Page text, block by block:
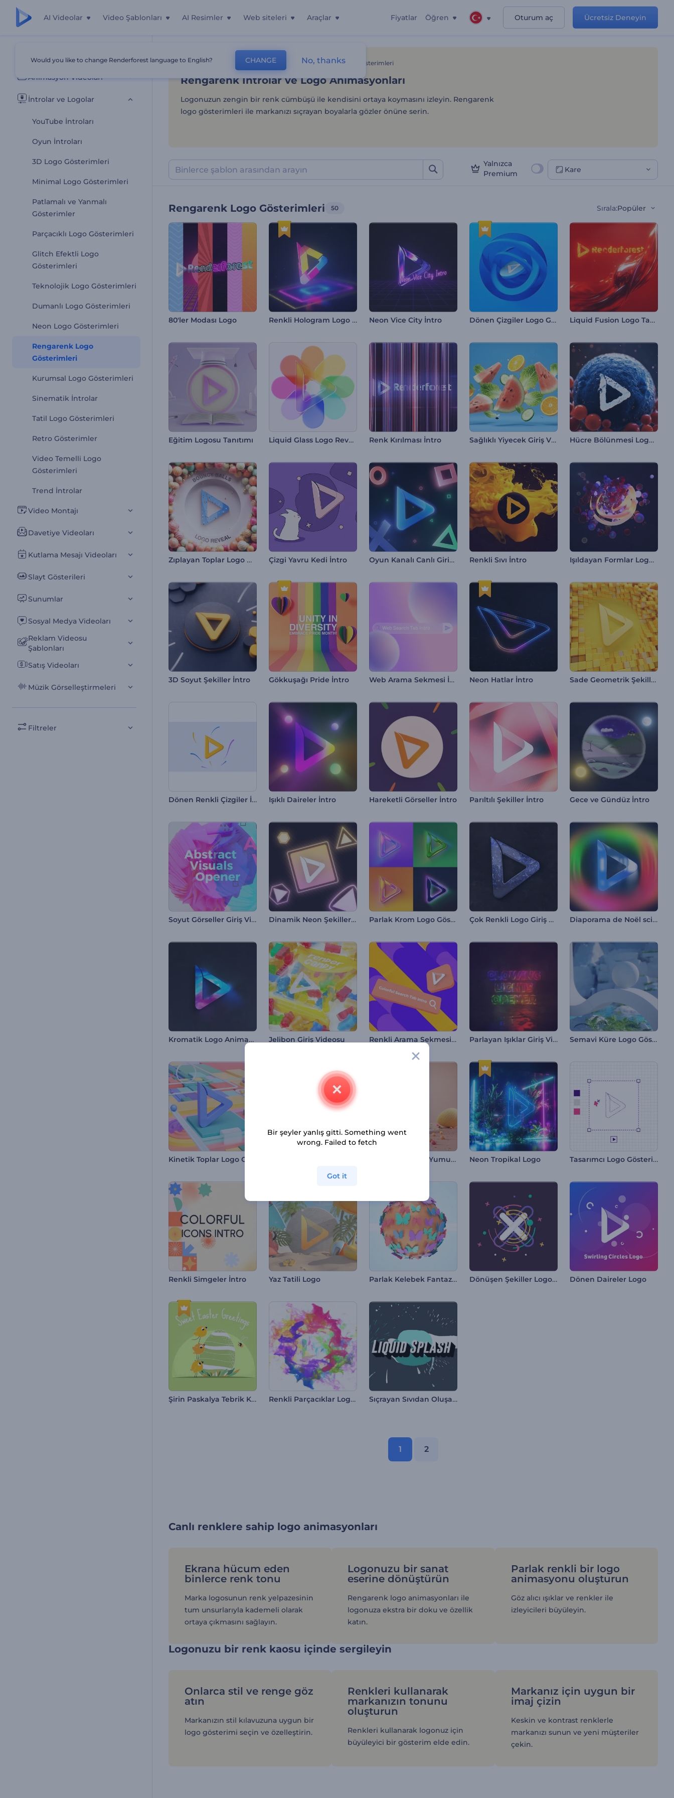
AI Videolar Video Şablonları AI Resimler Web siteleri Araçlar Fiyatlar Öğren Oturum aç Ücretsiz Deneyin
Tüm Şablonlar
Animasyon Videoları
İntrolar ve Logolar
YouTube İntroları
Oyun İntroları
3D Logo Gösterimleri
Minimal Logo Gösterimleri
Patlamalı ve Yanmalı
Gösterimler
Parçacıklı Logo Gösterimleri
Glitch Efektli Logo
Gösterimleri
Teknolojik Logo Gösterimleri
Dumanlı Logo Gösterimleri
Neon Logo Gösterimleri
Rengarenk Logo
Gösterimleri
Kurumsal Logo Gösterimleri
Sinematik İntrolar
Tatil Logo Gösterimleri
Retro Gösterimler
Video Temelli Logo
Gösterimleri
Trend İntrolar
Video Montajı
Davetiye Videoları
Kutlama Mesajı Videoları
Slayt Gösterileri
Sunumlar
Sosyal Medya Videoları
Reklam Videosu
Şablonları
Satış Videoları
Müzik Görselleştirmeleri
Filtreler
Rengarenk İntrolar ve Logo Animasyonları
Ana Sayfa İntrolar Ve Logolar Rengarenk Logo Gösterimleri
Rengarenk İntrolar ve Logo Animasyonları
Logonuzun zengin bir renk cümbüşü ile kendisini ortaya koymasını izleyin. Rengarenk
logo gösterimleri ile markanızı sıçrayan boyalarla gözler önüne serin.
Yalnızca
Premium
Kare
Rengarenk Logo Gösterimleri 50 Sırala:Popüler
80'ler Modası Logo Renkli Hologram Logo Gösterimi Neon Vice City İntro Dönen Çizgiler Logo Gösterimi Liquid Fusion Logo Tanıtımı
Eğitim Logosu Tanıtımı Liquid Glass Logo Reveal Renk Kırılması İntro Sağlıklı Yiyecek Giriş Videosu Hücre Bölünmesi Logo Gösterimi
Zıplayan Toplar Logo Gösterimi Çizgi Yavru Kedi İntro Oyun Kanalı Canlı Giriş Videosu Renkli Sıvı İntro Işıldayan Formlar Logo Gösterimi
3D Soyut Şekiller İntro Gökkuşağı Pride İntro Web Arama Sekmesi İntro Neon Hatlar İntro Sade Geometrik Şekiller İntro
Dönen Renkli Çizgiler İntro Işıklı Daireler İntro Hareketli Görseller İntro Parıltılı Şekiller İntro Gece ve Gündüz İntro
Soyut Görseller Giriş Videosu Dinamik Neon Şekiller İntro Parlak Krom Logo Gösterimi Çok Renkli Logo Giriş Videosu Diaporama de Noël scintillant
Kromatik Logo Animasyonu Jelibon Giriş Videosu Renkli Arama Sekmesi İntro Parlayan Işıklar Giriş Videosu Semavi Küre Logo Gösterimi
Renkli Paskalya Yumurtaları İntro Neon Tropikal Logo Tasarımcı Logo Gösterimi
Renkli Simgeler İntro Yaz Tatili Logo Parlak Kelebek Fantazi Logo Dönüşen Şekiller Logo Gösterimi Dönen Daireler Logo
Şirin Paskalya Tebrik Kartı Renkli Parçacıklar Logo Gösterimi Sıçrayan Sıvıdan Oluşan Logo
1 2
Canlı renklere sahip logo animasyonları
Ekrana hücum eden
binlerce renk tonu
Marka logosunun renk yelpazesinin
tum unsurlarıyla kademeli olarak
ortaya çıkmasını sağlayın.
Logonuzu bir sanat
eserine dönüştürün
Rengarenk logo animasyonları ile
logonuza ekstra bir doku ve özellik
katın.
Parlak renkli bir logo
animasyonu oluşturun
Göz alıcı ışıklar ve renkler ile
izleyicileri büyüleyin.
Logonuzu bir renk kaosu içinde sergileyin
Onlarca stil ve renge göz
atın
Markanızın stil kılavuzuna uygun bir
logo gösterimi seçin ve özelleştirin.
Renkleri kullanarak
markanızın tonunu
oluşturun
Renkleri kullanarak logonuz için
büyüleyici bir gösterim elde edin.
Markanız için uygun bir
imaj çizin
Keskin ve kontrast renklerle
markanızı sunun ve yeni müşteriler
çekin.
Would you like to change Renderforest language to English? CHANGE No, thanks
Bir şeyler yanlış gitti. Something went
wrong. Failed to fetch
Got it